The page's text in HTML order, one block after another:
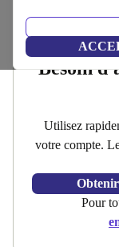
Contact
Besoin
Utilisez
votre compte.
Pour